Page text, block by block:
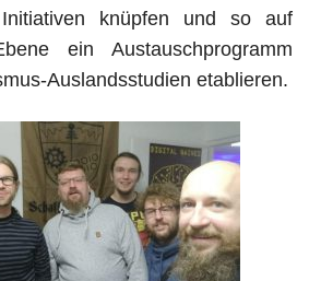
knüpfen und so auf
ein Austauschprogramm
Auslandsstudien etablieren.